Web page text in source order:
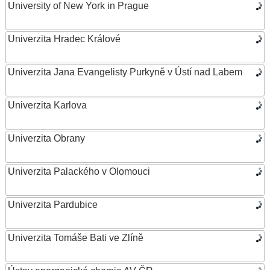
University of New York in Prague
Univerzita Hradec Králové
Univerzita Jana Evangelisty Purkyně v Ústí nad Labem
Univerzita Karlova
Univerzita Obrany
Univerzita Palackého v Olomouci
Univerzita Pardubice
Univerzita Tomáše Bati ve Zlíně